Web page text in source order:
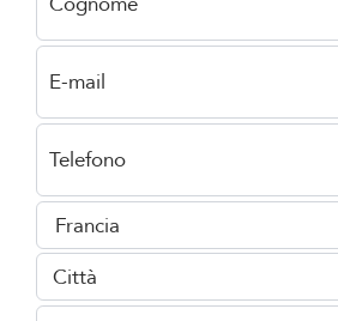
Francia
Città